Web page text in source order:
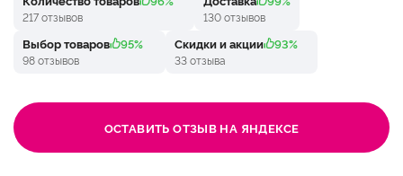
217 отзывов 130 отзывов
Выбор товаров 95%
98 отзывов
Скидки и акции 93%
33 отзыва
ОСТАВИТЬ ОТЗЫВ НА ЯНДЕКСЕ